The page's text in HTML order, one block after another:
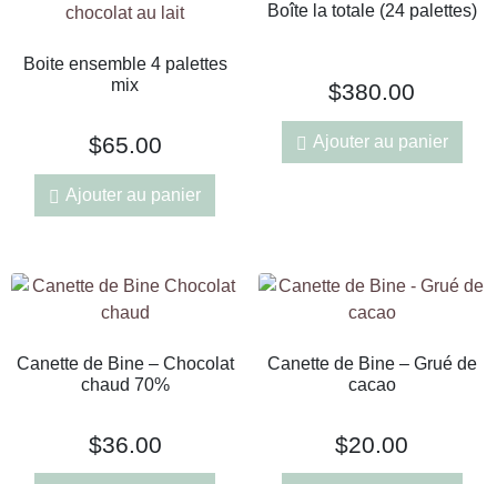
Boite ensemble 4 palettes
mix
$65.00
Ajouter au panier
Boîte la totale (24 palettes)
$380.00
Ajouter au panier
Canette de Bine – Chocolat
chaud 70%
$36.00
Canette de Bine – Grué de
cacao
$20.00